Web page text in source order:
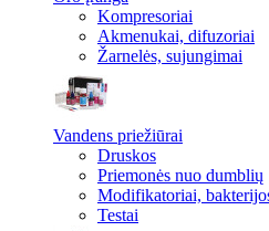
Kompresoriai
Akmenukai, difuzoriai
Žarnelės, sujungimai
Vandens priežiūrai
Druskos
Priemonės nuo dumblių
Modifikatoriai,
Testai